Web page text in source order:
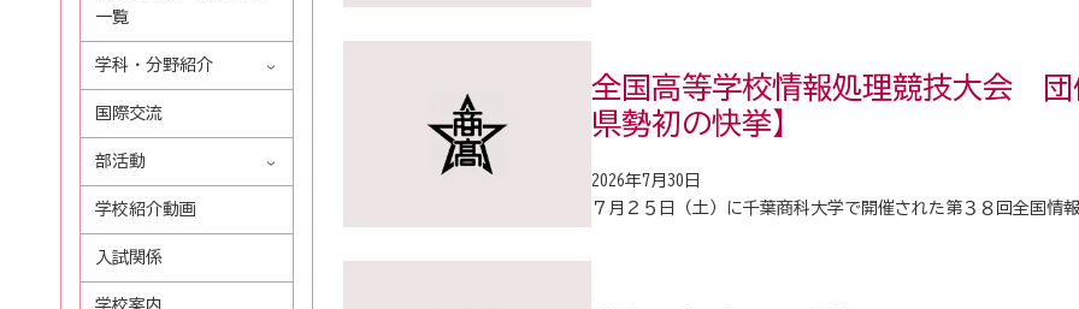
一覧
学科・分野紹介
国際交流
部活動
学校紹介動画
入試関係
全国高等学校情報処理競技大会 団
県勢初の快挙】
2026年7月30日
７月２５日（土）に千葉商科大学で開催された第３８回全国情